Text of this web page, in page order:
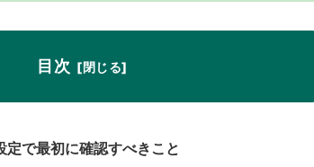
目次
定で最初に確認すべきこと